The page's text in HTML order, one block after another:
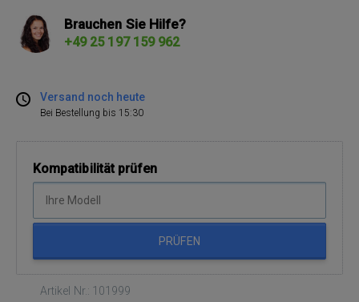
Brauchen Sie Hilfe?
+49 25 197 159 962
Versand noch heute
Bei Bestellung bis 15:30
Kompatibilität prüfen
PRÜFEN
Artikel Nr.: 101999